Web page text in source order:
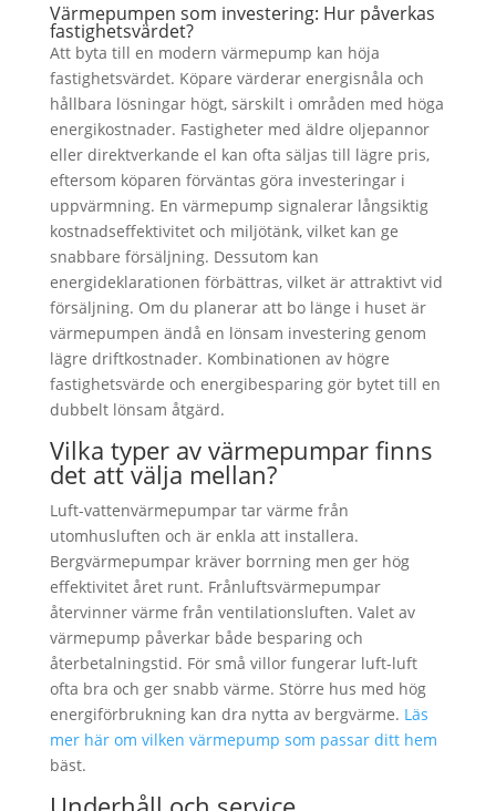
Värmepumpen som investering: Hur påverkas
fastighetsvärdet?
Att byta till en modern värmepump kan höja
fastighetsvärdet. Köpare värderar energisnåla och
hållbara lösningar högt, särskilt i områden med höga
energikostnader. Fastigheter med äldre oljepannor
eller direktverkande el kan ofta säljas till lägre pris,
eftersom köparen förväntas göra investeringar i
uppvärmning. En värmepump signalerar långsiktig
kostnadseffektivitet och miljötänk, vilket kan ge
snabbare försäljning. Dessutom kan
energideklarationen förbättras, vilket är attraktivt vid
försäljning. Om du planerar att bo länge i huset är
värmepumpen ändå en lönsam investering genom
lägre driftkostnader. Kombinationen av högre
fastighetsvärde och energibesparing gör bytet till en
dubbelt lönsam åtgärd.
Vilka typer av värmepumpar finns
det att välja mellan?
Luft-vattenvärmepumpar tar värme från
utomhusluften och är enkla att installera.
Bergvärmepumpar kräver borrning men ger hög
effektivitet året runt. Frånluftsvärmepumpar
återvinner värme från ventilationsluften. Valet av
värmepump påverkar både besparing och
återbetalningstid. För små villor fungerar luft-luft
ofta bra och ger snabb värme. Större hus med hög
energiförbrukning kan dra nytta av bergvärme. Läs
mer här om vilken värmepump som passar ditt hem
bäst.